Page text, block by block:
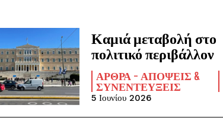
Καμιά μεταβολή στο
πολιτικό περιβάλλον
ΆΡΘΡΑ - ΑΠΌΨΕΙΣ &
ΣΥΝΕΝΤΕΎΞΕΙΣ
5 Ιουνίου 2026